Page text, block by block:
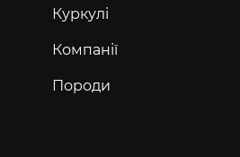
Куркулі
Компанії
Породи